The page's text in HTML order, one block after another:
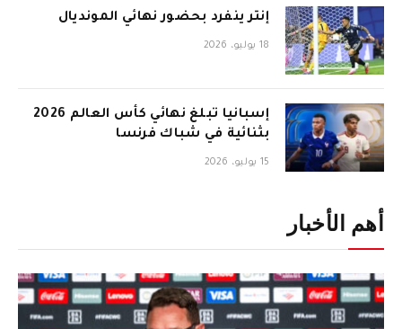
إنتر ينفرد بحضور نهائي المونديال
18 يوليو، 2026
إسبانيا تبلغ نهائي كأس العالم 2026
بثنائية في شباك فرنسا
15 يوليو، 2026
أهم الأخبار